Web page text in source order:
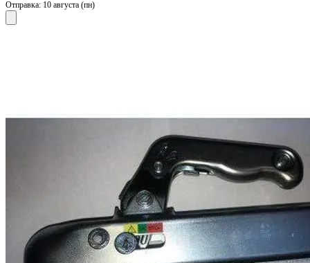
Отправка: 10 августа (пн)